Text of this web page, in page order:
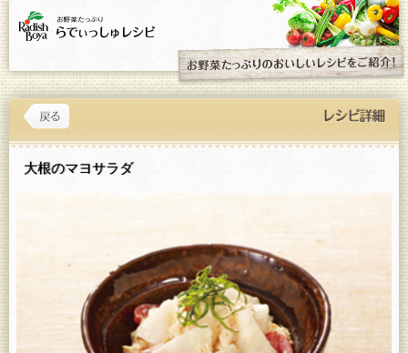
大根のマヨサラダ